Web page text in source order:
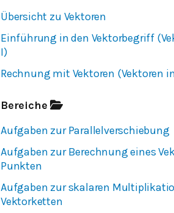
Übersicht zu Vektoren
Einführung in den Vektorbegriff
I)
Rechnung mit Vektoren (Vektoren
Bereiche
Aufgaben zur Parallelverschiebung
Aufgaben zur Berechnung eines
Punkten
Aufgaben zur skalaren
Vektorketten